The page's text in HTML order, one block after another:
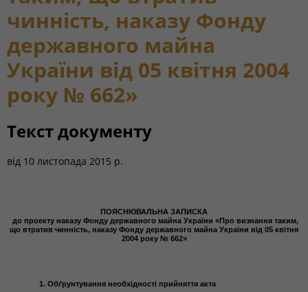
чинність, наказу Фонду
державного майна
України від 05 квітня 2004
року № 662»
Текст документу
від 10 листопада 2015 р.
ПОЯСНЮВАЛЬНА ЗАПИСКА
до проекту наказу Фонду державного майна України «Про визнання таким,
що втратив чинність, наказу Фонду державного майна України від 05 квітня
2004 року № 662»
1. Обґрунтування необхідності прийняття акта